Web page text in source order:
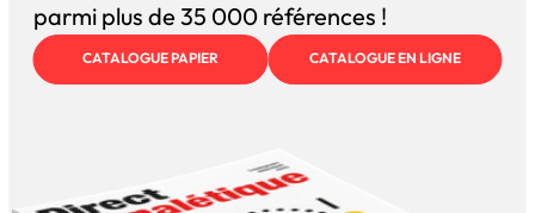
parmi plus de 35 000 références !
CATALOGUE PAPIER CATALOGUE EN LIGNE